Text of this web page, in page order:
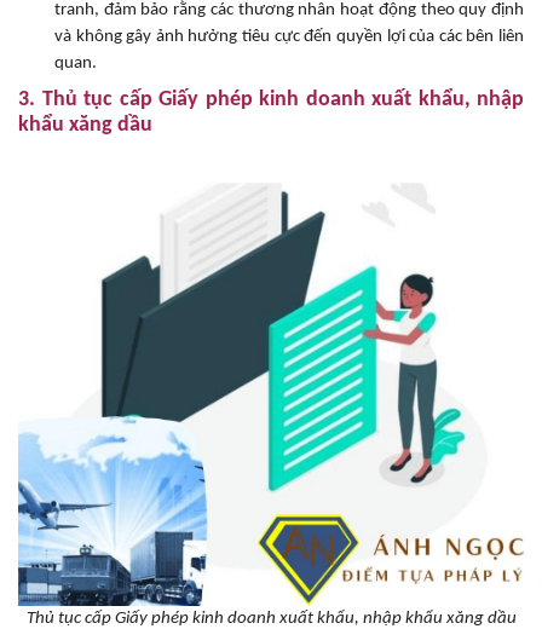
tranh, đảm bảo rằng các thương nhân hoạt động theo quy định
và không gây ảnh hưởng tiêu cực đến quyền lợi của các bên liên
quan.
3. Thủ tục cấp Giấy phép kinh doanh xuất khẩu, nhập
khẩu xăng dầu
Thủ tục cấp Giấy phép kinh doanh xuất khẩu, nhập khẩu xăng dầu